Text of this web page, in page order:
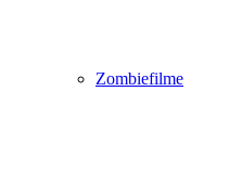
Zombiefilme